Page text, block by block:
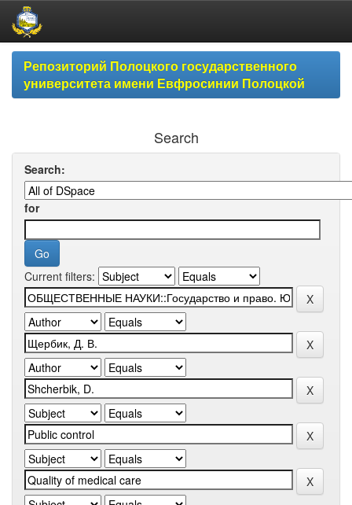
Skip
navigationРепозиторий Полоцкого государственного
университета имени Евфросинии Полоцкой
Search
Search:
for
Current filters: